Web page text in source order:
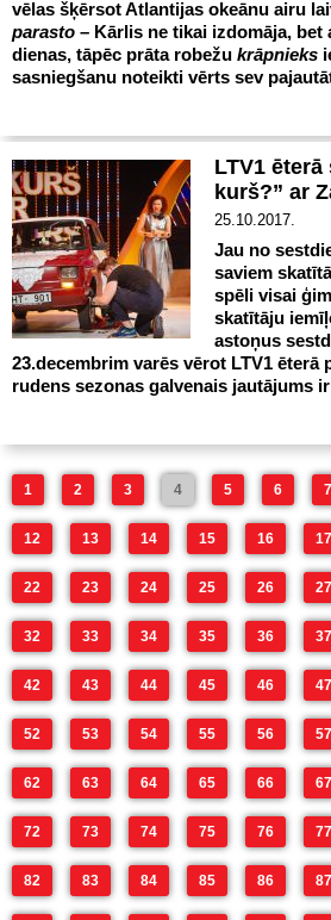
vēlas šķērsot Atlantijas okeānu airu
parasto – Kārlis ne tikai izdomāja, bet
dienas, tāpēc prāta robežu krāpnieks
sasniegšanu noteikti vērts sev
LTV1
kurš?” ar
25.10.2017.
Jau no
saviem
spēli visai
skatītāju
astoņus
23.decembrim varēs vērot LTV1 ēterā
rudens sezonas galvenais jautājums
1 2 3 4 5 6 7
12 13 14 15 16 17
22 23 24 25 26 27
32 33 34 35 36 37
42 43 44 45 46 47
52 53 54 55 56 57
62 63 64 65 66 67
72 73 74 75 76 77
82 83 84 85 86 87